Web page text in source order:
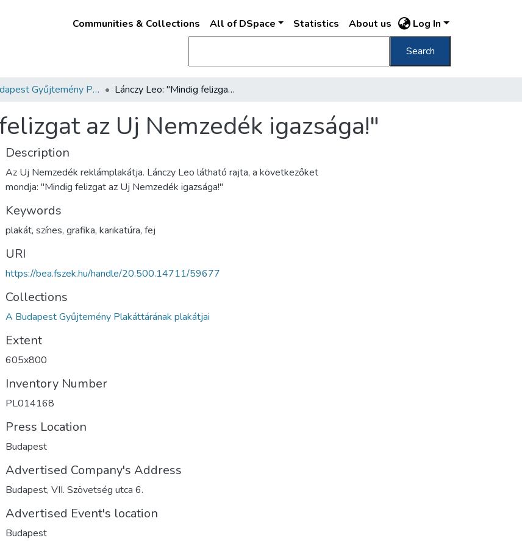
Communities & Collections All of DSpace Statistics About us Log In
Search
A Budapest Gyűjtemény Plakáttárának plakátjai Lánczy Leo: "Mindig felizgat az Uj Nemzedék igazsága!"
az Uj Nemzedék igazsága!"
Description
Az Uj Nemzedék reklámplakátja. Lánczy Leo látható rajta, a következőket
mondja: "Mindig felizgat az Uj Nemzedék igazsága!"
Keywords
plakát, színes, grafika, karikatúra, fej
URI
https://bea.fszek.hu/handle/20.500.14711/59677
Collections
A Budapest Gyűjtemény Plakáttárának plakátjai
Extent
605x800
Inventory Number
PL014168
Press Location
Budapest
Advertised Company's Address
Budapest, VII. Szövetség utca 6.
Advertised Event's location
Budapest